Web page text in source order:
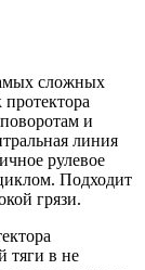
сложных
и
линия
рулевое
Подходит
грязи.
тяги в не